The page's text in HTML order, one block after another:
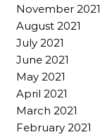
November 2021
August 2021
July 2021
June 2021
May 2021
April 2021
March 2021
February 2021